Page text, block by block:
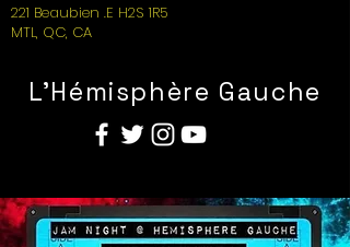
221 Beaubien .E H2S 1R5
MTL, QC, CA
L'Hémisphère Gauche